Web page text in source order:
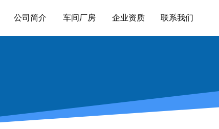
公司简介 车间厂房 企业资质 联系我们